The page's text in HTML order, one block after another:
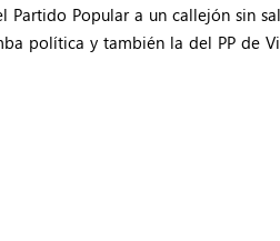
Partido Popular a un callejón sin
política y también la del PP de